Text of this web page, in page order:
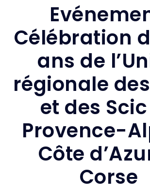
Célébration
ans de
régionale
et des
Provence-
Côte
Corse